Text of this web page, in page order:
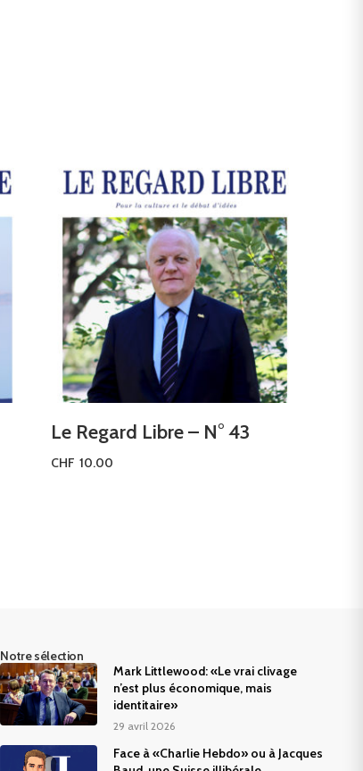
Le Regard Libre – N° 43
CHF 10.00
Notre sélection
Mark Littlewood: «Le vrai clivage
n’est plus économique, mais
identitaire»
29 avril 2026
Face à «Charlie Hebdo» ou à Jacques